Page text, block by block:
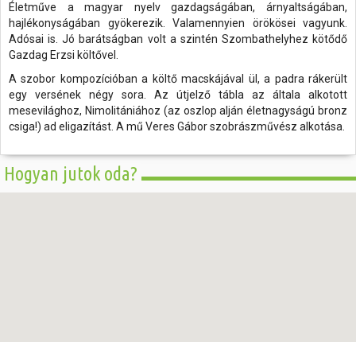
Életműve a magyar nyelv gazdagságában, árnyaltságában,
hajlékonyságában gyökerezik. Valamennyien örökösei vagyunk.
Adósai is. Jó barátságban volt a szintén Szombathelyhez kötődő
Gazdag Erzsi költővel.
A szobor kompozícióban a költő macskájával ül, a padra rákerült
egy versének négy sora. Az útjelző tábla az általa alkotott
mesevilághoz, Nimolitániához (az oszlop alján életnagyságú bronz
csiga!) ad eligazítást. A mű Veres Gábor szobrászművész alkotása.
Hogyan jutok oda?